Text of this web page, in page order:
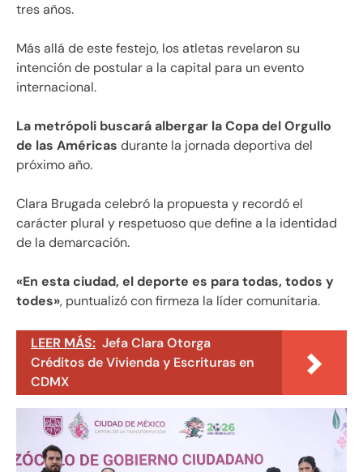
tres años.
Más allá de este festejo, los atletas revelaron su
intención de postular a la capital para un evento
internacional.
La metrópoli buscará albergar la Copa del Orgullo
de las Américas durante la jornada deportiva del
próximo año.
Clara Brugada celebró la propuesta y recordó el
carácter plural y respetuoso que define a la identidad
de la demarcación.
«En esta ciudad, el deporte es para todas, todos y
todes», puntualizó con firmeza la líder comunitaria.
LEER MÁS: Jefa Clara Otorga
Créditos de Vivienda y Escrituras en
CDMX